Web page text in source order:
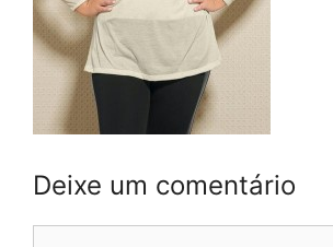
Deixe um comentário